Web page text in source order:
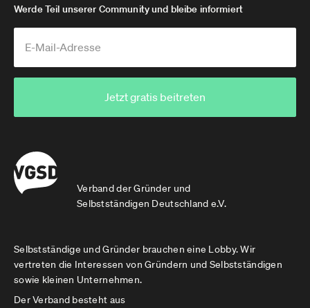
Verband der Gründer und
Selbstständigen Deutschland e.V.
Werde Teil unserer Community und bleibe informiert
Jetzt gratis beitreten
Selbstständige und Gründer brauchen eine Lobby. Wir
vertreten die Interessen von Gründern und Selbstständigen
sowie kleinen Unternehmen.
Der Verband besteht aus